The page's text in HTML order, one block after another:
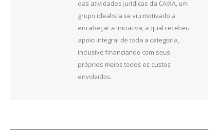
das atividades jurídicas da CAIXA, um
grupo idealista se viu motivado a
encabeçar a iniciativa, a qual recebeu
apoio integral de toda a categoria,
inclusive financiando com seus
próprios meios todos os custos
envolvidos.